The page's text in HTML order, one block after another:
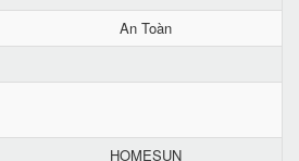
An Toàn
HOMESUN